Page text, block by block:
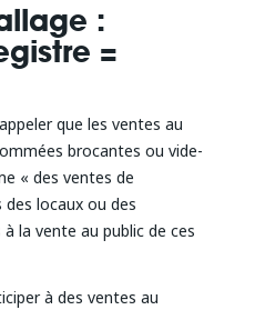
:
=
que les ventes au
brocantes ou vide-
« des ventes de
des locaux ou des
la vente au public de ces
à des ventes au